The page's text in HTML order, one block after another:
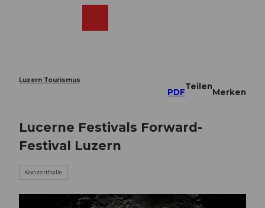
Luzern Tourismus
PDF
Teilen
Merken
Lucerne Festivals Forward-
Festival Luzern
Konzerthalle